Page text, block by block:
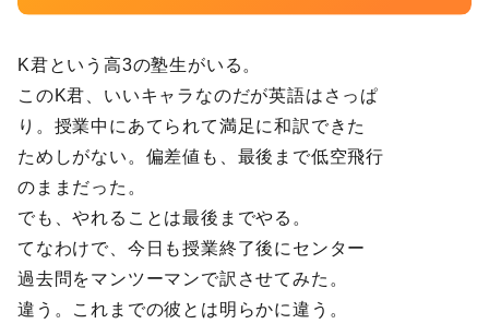
K君という高3の塾生がいる。
このK君、いいキャラなのだが英語はさっぱ
り。授業中にあてられて満足に和訳できた
ためしがない。偏差値も、最後まで低空飛行
のままだった。
でも、やれることは最後までやる。
てなわけで、今日も授業終了後にセンター
過去問をマンツーマンで訳させてみた。
違う。これまでの彼とは明らかに違う。